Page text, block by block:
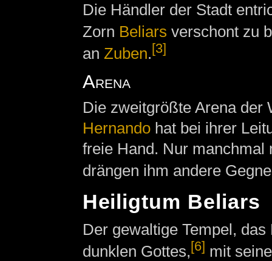
Die Händler der Stadt
Zorn Beliars verschont zu
an Zuben.[3]
Arena
Die zweitgrößte Arena der
Hernandohat bei ihrer
freie Hand. Nur
drängen ihm andere
Heiligtum Beliars
Der gewaltige Tempel,
dunklen Gottes,[6] mit